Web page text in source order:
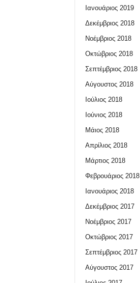
Ιανουάριος 2019
Δεκέμβριος 2018
Νοέμβριος 2018
Οκτώβριος 2018
Σεπτέμβριος 2018
Αύγουστος 2018
Ιούλιος 2018
Ιούνιος 2018
Μάιος 2018
Απρίλιος 2018
Μάρτιος 2018
Φεβρουάριος 2018
Ιανουάριος 2018
Δεκέμβριος 2017
Νοέμβριος 2017
Οκτώβριος 2017
Σεπτέμβριος 2017
Αύγουστος 2017